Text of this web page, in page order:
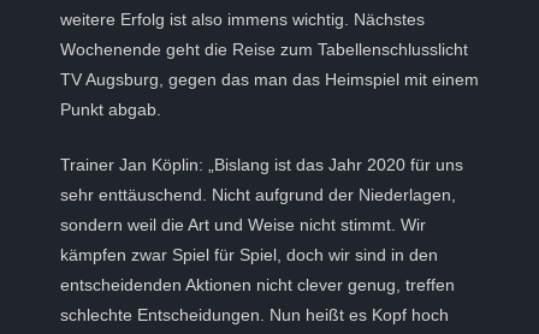
weitere Erfolg ist also immens wichtig. Nächstes
Wochenende geht die Reise zum Tabellenschlusslicht
TV Augsburg, gegen das man das Heimspiel mit einem
Punkt abgab.
Trainer Jan Köplin: „Bislang ist das Jahr 2020 für uns
sehr enttäuschend. Nicht aufgrund der Niederlagen,
sondern weil die Art und Weise nicht stimmt. Wir
kämpfen zwar Spiel für Spiel, doch wir sind in den
entscheidenden Aktionen nicht clever genug, treffen
schlechte Entscheidungen. Nun heißt es Kopf hoch